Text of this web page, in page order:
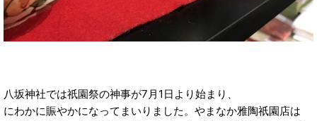
八坂神社では祇園祭の神事が7月1日より始まり、
にわかに賑やかになってまいりました。やまなか雅陶祇園店は